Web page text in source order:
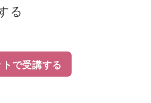
る
で受講する